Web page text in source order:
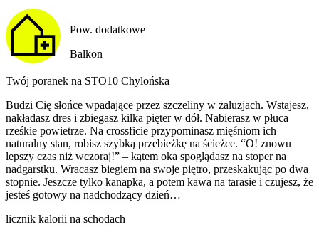
Pow. dodatkowe
Balkon
Twój poranek na STO10 Chylońska
Budzi Cię słońce wpadające przez szczeliny w żaluzjach. Wstajesz,
nakładasz dres i zbiegasz kilka pięter w dół. Nabierasz w płuca
rześkie powietrze. Na crossficie przypominasz mięśniom ich
naturalny stan, robisz szybką przebieżkę na ścieżce. “O! znowu
lepszy czas niż wczoraj!” – kątem oka spoglądasz na stoper na
nadgarstku. Wracasz biegiem na swoje piętro, przeskakując po dwa
stopnie. Jeszcze tylko kanapka, a potem kawa na tarasie i czujesz, że
jesteś gotowy na nadchodzący dzień…
licznik kalorii na schodach